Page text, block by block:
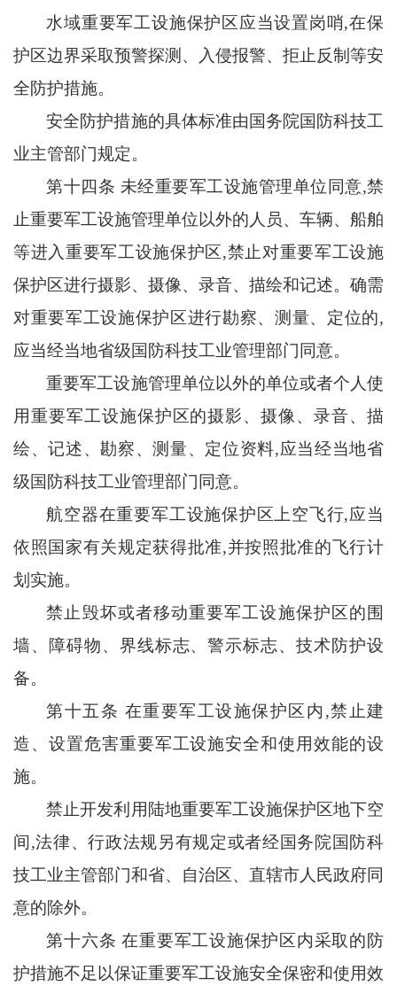
水域重要军工设施保护区应当设置岗哨,在保
护区边界采取预警探测、入侵报警、拒止反制等安
全防护措施。
安全防护措施的具体标准由国务院国防科技工
业主管部门规定。
第十四条 未经重要军工设施管理单位同意,禁
止重要军工设施管理单位以外的人员、车辆、船舶
等进入重要军工设施保护区,禁止对重要军工设施
保护区进行摄影、摄像、录音、描绘和记述。确需
对重要军工设施保护区进行勘察、测量、定位的,
应当经当地省级国防科技工业管理部门同意。
重要军工设施管理单位以外的单位或者个人使
用重要军工设施保护区的摄影、摄像、录音、描
绘、记述、勘察、测量、定位资料,应当经当地省
级国防科技工业管理部门同意。
航空器在重要军工设施保护区上空飞行,应当
依照国家有关规定获得批准,并按照批准的飞行计
划实施。
禁止毁坏或者移动重要军工设施保护区的围
墙、障碍物、界线标志、警示标志、技术防护设
备。
第十五条 在重要军工设施保护区内 ,禁止建
造、设置危害重要军工设施安全和使用效能的设
施。
禁止开发利用陆地重要军工设施保护区地下空
间 ,法律、行政法规另有规定或者经国务院国防科
技工业主管部门和省、自治区、直辖市人民政府同
意的除外。
第十六条 在重要军工设施保护区内采取的防
护措施不足以保证重要军工设施安全保密和使用效